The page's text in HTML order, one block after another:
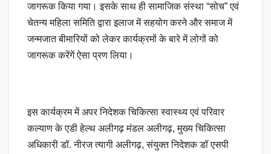
जागरूक किया गया। इसके साथ ही सामाजिक संस्था “सोच” एवं
चेतन्य महिला समिति द्वारा इलाज में सहयोग करने और समाज में
जन्मजात बीमारियों को लेकर कार्यक्रमों के बारे में लोगों को
जागरूक करेंगें ऐसा प्रण लिया।
इस कार्यक्रम में अपर निदेशक चिकित्सा स्वास्थ्य एवं परिवार
कल्याण के एडी हेल्थ अलीगढ़ मंडल अलीगढ़, मुख्य चिकित्सा
अधिकारी डॉ. नीरज त्यागी अलीगढ़, संयुक्त निदेशक डॉ एसपी